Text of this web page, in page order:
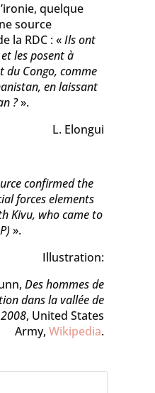
quelque
source
la RDC : «Ils ont
les posent à
du Congo, comme
en laissant
?».
L. Elongui
confirmed the
forces elements
Kivu, who came to
».
Illustration:
Des hommes de
dans la vallée de
, United States
Army, Wikipedia.